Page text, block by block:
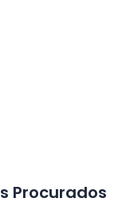
Procurados